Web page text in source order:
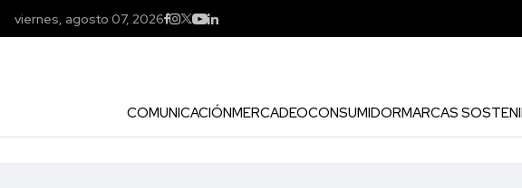
viernes, agosto 07, 2026
COMUNICACIÓNMERCADEOCONSUMIDORMARCAS